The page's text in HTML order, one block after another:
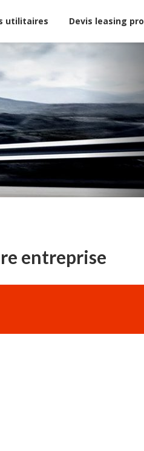
utilitaires Devis leasing pro
entreprise